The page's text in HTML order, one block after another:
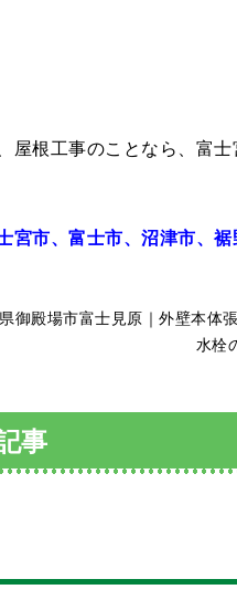
根工事のことなら、富
宮市、富士市、沼津市、
御殿場市富士見原｜外壁本体
水栓
事